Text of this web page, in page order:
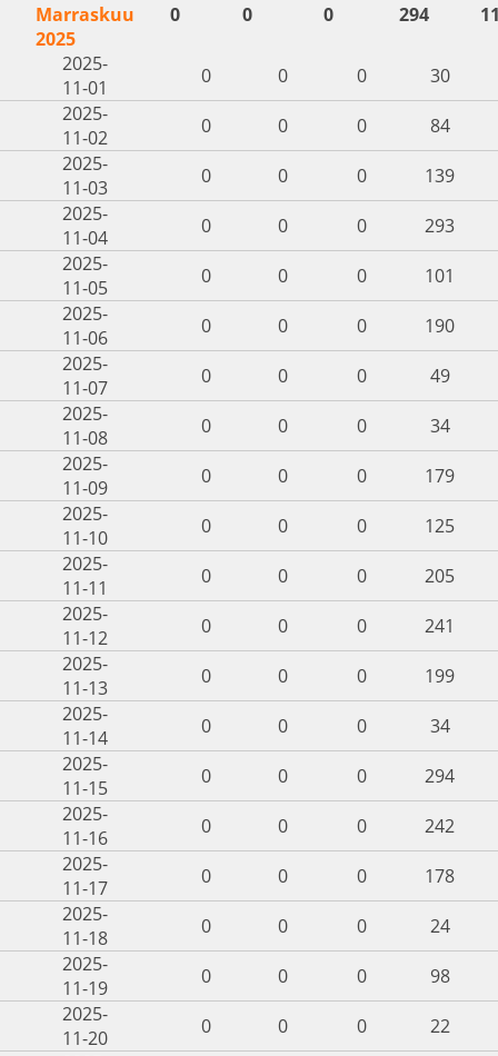
Marraskuu
2025
0 0 0 294
2025-
11-01
0 0 0
30
2025-
11-02
0 0 0
84
2025-
11-03
0 0 0
139
2025-
11-04
0 0 0
293
2025-
11-05
0 0 0
101
2025-
11-06
0 0 0
190
2025-
11-07
0 0 0
49
2025-
11-08
0 0 0
34
2025-
11-09
0 0 0
179
2025-
11-10
0 0 0
125
2025-
11-11
0 0 0
205
2025-
11-12
0 0 0
241
2025-
11-13
0 0 0
199
2025-
11-14
0 0 0
34
2025-
11-15
0 0 0
294
2025-
11-16
0 0 0
242
2025-
11-17
0 0 0
178
2025-
11-18
0 0 0
24
2025-
11-19
0 0 0
98
2025-
11-20
0 0 0
22